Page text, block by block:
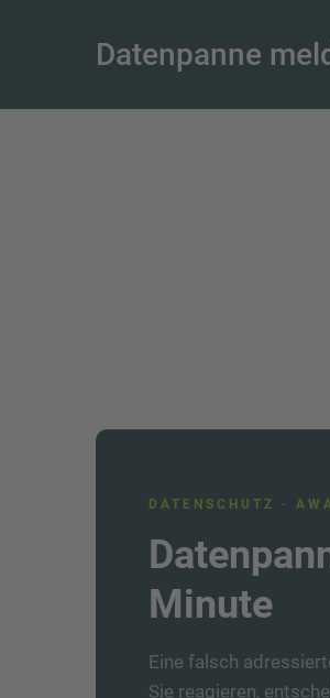
Datenpanne
DATENSCHUTZ ·
Minute
Eine falsch
Sie reagieren,